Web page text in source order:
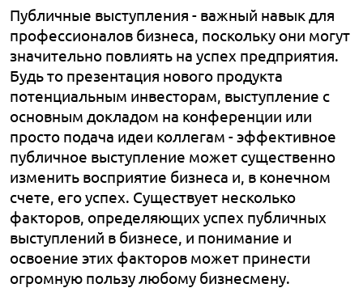
Публичные выступления - важный навык для
профессионалов бизнеса, поскольку они могут
значительно повлиять на успех предприятия.
Будь то презентация нового продукта
потенциальным инвесторам, выступление с
основным докладом на конференции или
просто подача идеи коллегам - эффективное
публичное выступление может существенно
изменить восприятие бизнеса и, в конечном
счете, его успех. Существует несколько
факторов, определяющих успех публичных
выступлений в бизнесе, и понимание и
освоение этих факторов может принести
огромную пользу любому бизнесмену.